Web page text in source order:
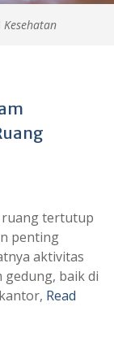
Kesehatan
ruang tertutup
penting
aktivitas
gedung, baik di
Read